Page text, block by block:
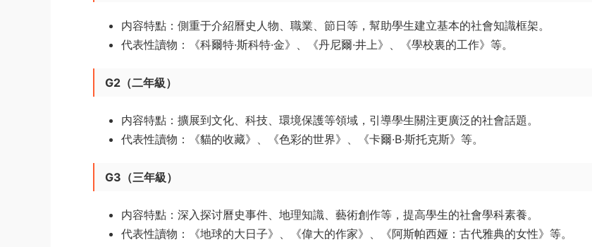
内容特點：側重于介紹曆史人物、職業、節日等，幫助學生建立基本的社會知識框架。
代表性讀物：《科爾特·斯科特·金》、《丹尼爾·井上》、《學校裏的工作》等。
G2（二年級）
内容特點：擴展到文化、科技、環境保護等領域，引導學生關注更廣泛的社會話題。
代表性讀物：《貓的收藏》、《色彩的世界》、《卡爾·B·斯托克斯》等。
G3（三年級）
内容特點：深入探讨曆史事件、地理知識、藝術創作等，提高學生的社會學科素養。
代表性讀物：《地球的大日子》、《偉大的作家》、《阿斯帕西娅：古代雅典的女性》等。